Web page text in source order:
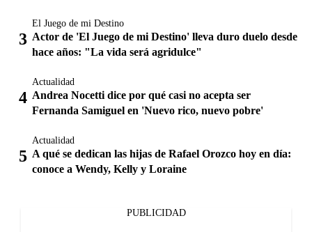
El Juego de mi Destino
Actor de 'El Juego de mi Destino' lleva duro duelo desde
hace años: "La vida será agridulce"
Actualidad
Andrea Nocetti dice por qué casi no acepta ser
Fernanda Samiguel en 'Nuevo rico, nuevo pobre'
Actualidad
A qué se dedican las hijas de Rafael Orozco hoy en día:
conoce a Wendy, Kelly y Loraine
PUBLICIDAD